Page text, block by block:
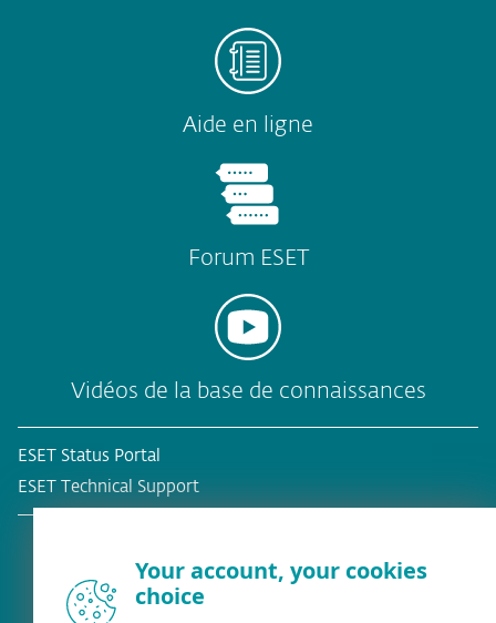
Aide en ligne
Forum ESET
Vidéos de la base de connaissances
ESET Status Portal
ESET Technical Support
Your account, your cookies
choice